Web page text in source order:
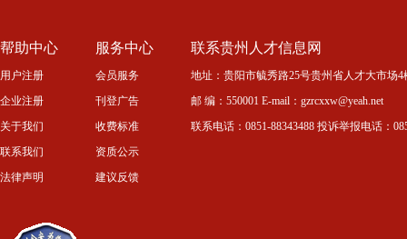
帮助中心
用户注册
企业注册
关于我们
联系我们
法律声明
服务中心
会员服务
刊登广告
收费标准
资质公示
建议反馈
联系贵州人才信息网
地址：贵阳市毓秀路25号贵州省人才大市场
邮 编：550001 E-mail：gzrcxxw@yeah.net
联系电话：0851-88343488 投诉举报电话：